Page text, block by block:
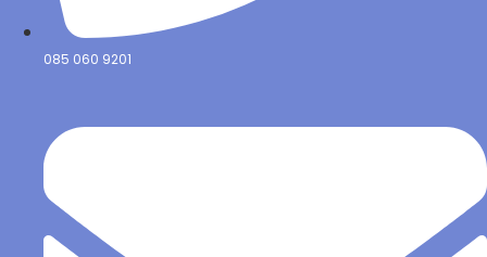
085 060 9201